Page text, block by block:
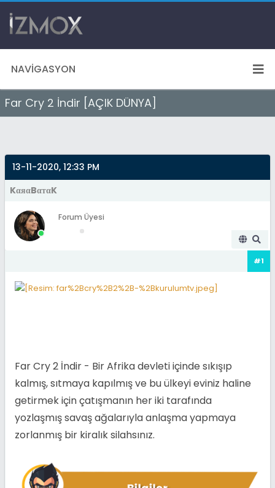
NAVIGASYON
Far Cry 2 İndir [AÇIK DÜNYA]
13-11-2020, 12:33 PM
KαяαBαтαK
Forum Üyesi
#1
Far Cry 2 İndir - Bir Afrika devleti içinde sıkışıp
kalmış, sıtmaya kapılmış ve bu ülkeyi eviniz haline
getirmek için çatışmanın her iki tarafında
yozlaşmış savaş ağalarıyla anlaşma yapmaya
zorlanmış bir kiralık silahsınız.